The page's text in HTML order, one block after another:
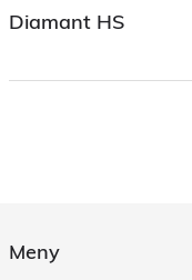
Diamant HS
Meny